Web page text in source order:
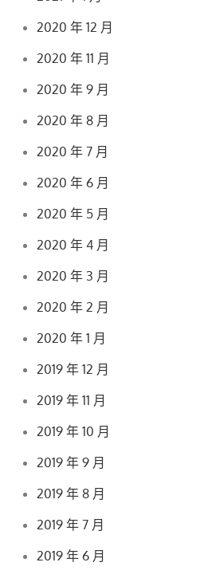
2020 年 12 月
2020 年 11 月
2020 年 9 月
2020 年 8 月
2020 年 7 月
2020 年 6 月
2020 年 5 月
2020 年 4 月
2020 年 3 月
2020 年 2 月
2020 年 1 月
2019 年 12 月
2019 年 11 月
2019 年 10 月
2019 年 9 月
2019 年 8 月
2019 年 7 月
2019 年 6 月